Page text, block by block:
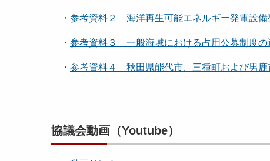
・ 参考資料２ 海洋再生可能エネルギー発電設
・ 参考資料３ 一般海域における占用公募制度の
・ 参考資料４ 秋田県能代市、三種町および男
協議会動画（Youtube）